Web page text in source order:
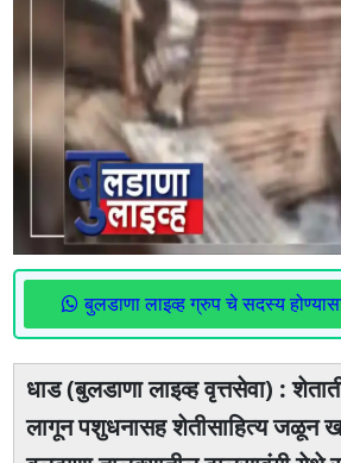
बुलडाणा लाइव्ह ग्रुप चे सदस्य
धाड (बुलडाणा लाइव्ह वृत्तसेवा) :
लागून पशुधनासह शेतीसाहित्य जळून